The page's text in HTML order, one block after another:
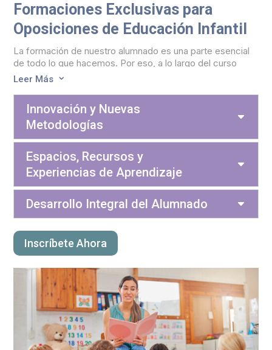
Formaciones Exclusivas para
Oposiciones de Educación Infantil
La formación de nuestro alumnado es una parte esencial
de todo lo que hacemos. Por eso, a lo largo del curso
impulsamos distintas ponencias y formaciones exclusivas
preparación de nuestros opositores.
Para las oposiciones de Educación Infantil, estas son
algunas de las temáticas que hemos trabajado,
conectadas con las tendencias y necesidades de la
educación del siglo XXI.
Leer Más 3
Innovación y Nuevas
Metodologías
Espacios, Recursos y
Experiencias de Aprendizaje
Desarrollo Integral del Alumnado
Inscríbete Ahora